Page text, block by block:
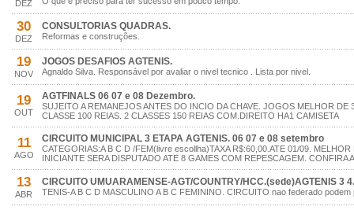
DEZ
30
DEZ
CONSULTORIAS QUADRAS.
Reformas e construções.
19
NOV
JOGOS DESAFIOS AGTENIS.
Agnaldo Silva. Responsável por avaliar o nivel tecnico . Lista por nivel.
19
OUT
AGTFINALS 06 07 e 08 Dezembro.
SUJEITO A REMANEJOS ANTES DO INCIO DA CHAVE. JOGOS MELHOR DE
CLASSE 100 REIAS. 2 CLASSES 150 REIAS COM.DIREITO HA1 CAMISETA
11
AGO
CIRCUITO MUNICIPAL 3 ETAPA AGTENIS. 06 07 e 08 setembro
CATEGORIAS:A B C D /FEM(livre escollha)TAXA R$:60,00.ATE 01/09. MELHOR
INICIANTE SERA DISPUTADO ATE 8 GAMES COM REPESCAGEM. CONFIRA
13
ABR
CIRCUITO UMUARAMENSE-AGT/COUNTRY/HCC.(sede)AGTENIS 3
TENIS-A B C D MASCULINO A B C FEMININO. CIRCUITO nao federado